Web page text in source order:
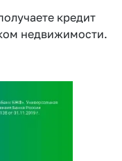
кредит
недвижимости.